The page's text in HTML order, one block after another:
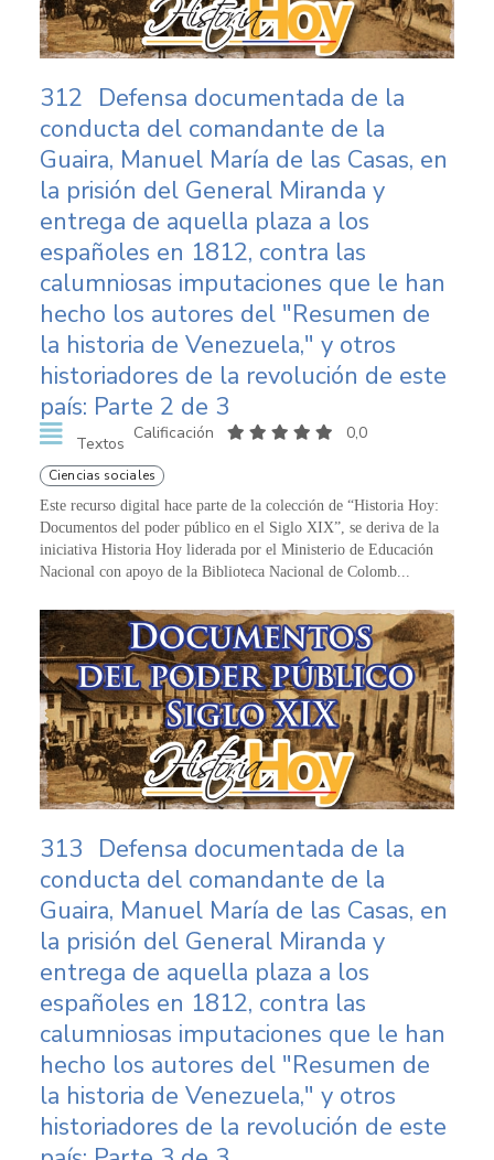
312 Defensa documentada de la
conducta del comandante de la
Guaira, Manuel María de las Casas, en
la prisión del General Miranda y
entrega de aquella plaza a los
españoles en 1812, contra las
calumniosas imputaciones que le han
hecho los autores del "Resumen de
la historia de Venezuela," y otros
historiadores de la revolución de este
país: Parte 2 de 3
Textos
Calificación 0,0
Ciencias sociales
Este recurso digital hace parte de la colección de “Historia Hoy:
Documentos del poder público en el Siglo XIX”, se deriva de la
iniciativa Historia Hoy liderada por el Ministerio de Educación
Nacional con apoyo de la Biblioteca Nacional de Colomb...
313 Defensa documentada de la
conducta del comandante de la
Guaira, Manuel María de las Casas, en
la prisión del General Miranda y
entrega de aquella plaza a los
españoles en 1812, contra las
calumniosas imputaciones que le han
hecho los autores del "Resumen de
la historia de Venezuela," y otros
historiadores de la revolución de este